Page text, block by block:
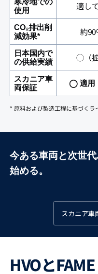
使用
適し
CO₂排出削
減効果*
約
日本国内で
の供給実績
◯（拡
スカニア車
両保証
◯ 適用
* 原料および製造工程に基づくラ
今ある車両と次世
始める。
スカニア車
HVOとFAME